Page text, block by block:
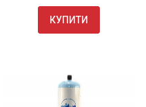
КУПИТИ